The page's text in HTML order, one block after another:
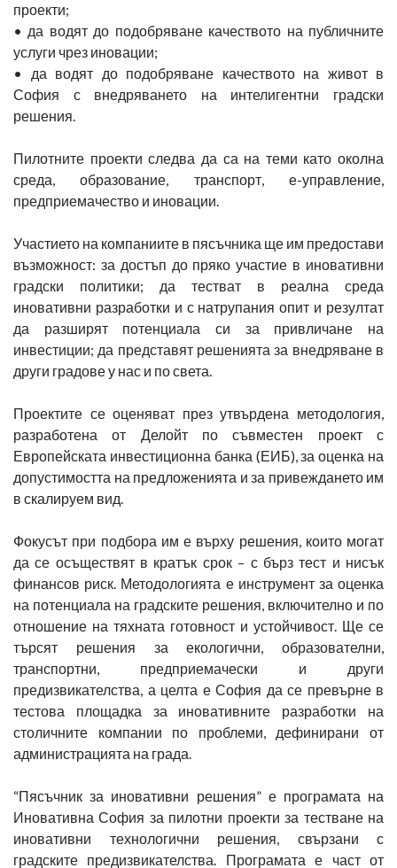
проекти;
• да водят до подобряване качеството на публичните
услуги чрез иновации;
• да водят до подобряване качеството на живот в
София с внедряването на интелигентни градски
решения.
Пилотните проекти следва да са на теми като околна
среда, образование, транспорт, е-управление,
предприемачество и иновации.
Участието на компаниите в пясъчника ще им предостави
възможност: за достъп до пряко участие в иновативни
градски политики; да тестват в реална среда
иновативни разработки и с натрупания опит и резултат
да разширят потенциала си за привличане на
инвестиции; да представят решенията за внедряване в
други градове у нас и по света.
Проектите се оценяват през утвърдена методология,
разработена от Делойт по съвместен проект с
Европейската инвестиционна банка (ЕИБ), за оценка на
допустимостта на предложенията и за привеждането им
в скалируем вид.
Фокусът при подбора им е върху решения, които могат
да се осъществят в кратък срок – с бърз тест и нисък
финансов риск. Методологията е инструмент за оценка
на потенциала на градските решения, включително и по
отношение на тяхната готовност и устойчивост. Ще се
търсят решения за екологични, образователни,
транспортни, предприемачески и други
предизвикателства, а целта е София да се превърне в
тестова площадка за иновативните разработки на
столичните компании по проблеми, дефинирани от
администрацията на града.
“Пясъчник за иновативни решения” е програмата на
Иновативна София за пилотни проекти за тестване на
иновативни технологични решения, свързани с
градските предизвикателства. Програмата е част от